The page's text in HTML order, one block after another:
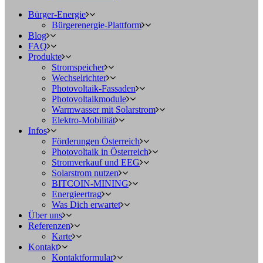
Bürger-Energie
Bürgerenergie-Plattform
Blog
FAQ
Produkte
Stromspeicher
Wechselrichter
Photovoltaik-Fassaden
Photovoltaikmodule
Warmwasser mit Solarstrom
Elektro-Mobilität
Infos
Förderungen Österreich
Photovoltaik in Österreich
Stromverkauf und EEG
Solarstrom nutzen
BITCOIN-MINING
Energieertrag
Was Dich erwartet
Über uns
Referenzen
Karte
Kontakt
Kontaktformular